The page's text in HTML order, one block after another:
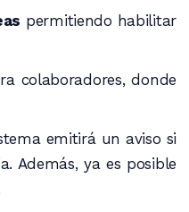
permitiendo habilitar
colaboradores, donde
emitirá un aviso si
Además, ya es posible